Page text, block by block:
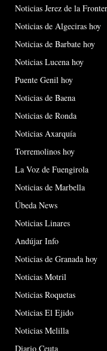
Noticias Jerez de la
Noticias de Algeciras hoy
Noticias de Barbate hoy
Noticias Lucena hoy
Puente Genil hoy
Noticias de Baena
Noticias de Ronda
Noticias Axarquía
Torremolinos hoy
La Voz de Fuengirola
Noticias de Marbella
Úbeda News
Noticias Linares
Andújar Info
Noticias de Granada hoy
Noticias Motril
Noticias Roquetas
Noticias El Ejido
Noticias Melilla
Diario Ceuta